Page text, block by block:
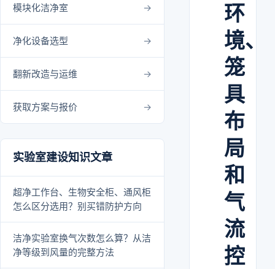
模块化洁净室
净化设备选型
翻新改造与运维
获取方案与报价
实验室建设知识文章
超净工作台、生物安全柜、通风柜
怎么区分选用？别买错防护方向
洁净实验室换气次数怎么算？从洁
净等级到风量的完整方法
环
境、
笼
具
布
局
和
气
流
控